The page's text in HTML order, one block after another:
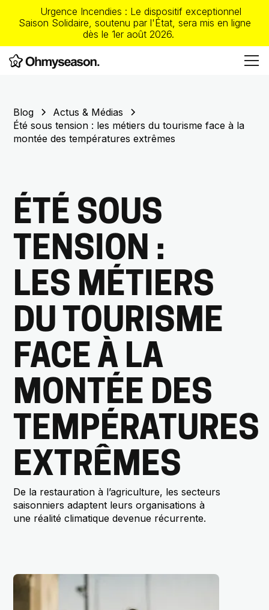
Urgence Incendies : Le dispositif exceptionnel
Saison Solidaire, soutenu par l'État, sera mis en ligne
dès le 1er août 2026.
Blog
Actus & Médias
Été sous tension : les métiers du tourisme face à la
montée des températures extrêmes
ÉTÉ SOUS
TENSION :
LES MÉTIERS
DU TOURISME
FACE À LA
MONTÉE DES
TEMPÉRATURES
EXTRÊMES
De la restauration à l’agriculture, les secteurs
saisonniers adaptent leurs organisations à
une réalité climatique devenue récurrente.